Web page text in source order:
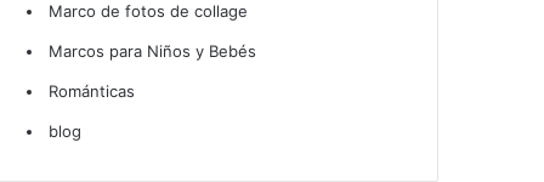
Marco de fotos de collage
Marcos para Niños y Bebés
Románticas
blog